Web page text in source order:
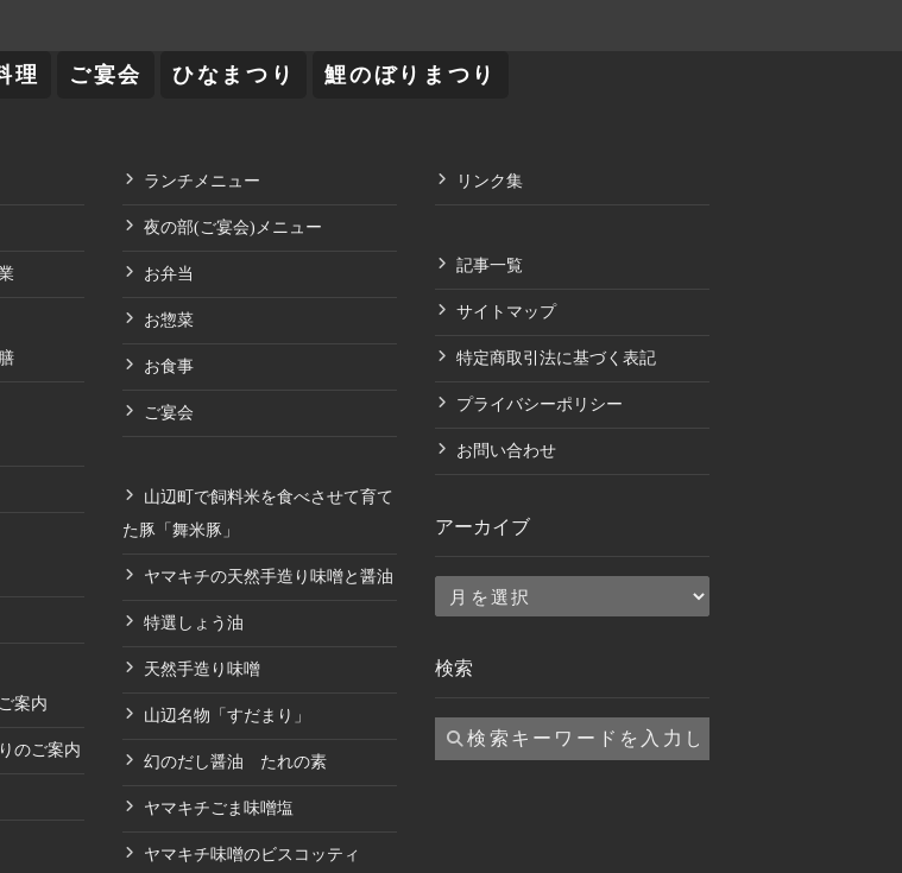
理 ご宴会 ひなまつり 鯉のぼりまつり
案内
のご案内
ランチメニュー
夜の部(ご宴会)メニュー
お弁当
お惣菜
お食事
ご宴会
山辺町で飼料米を食べさせて育て
た豚「舞米豚」
ヤマキチの天然手造り味噌と醤油
特選しょう油
天然手造り味噌
山辺名物「すだまり」
幻のだし醤油 たれの素
ヤマキチごま味噌塩
ヤマキチ味噌のビスコッティ
リンク集
記事一覧
サイトマップ
特定商取引法に基づく表記
プライバシーポリシー
お問い合わせ
アーカイブ
ア
カ
ブ
検索